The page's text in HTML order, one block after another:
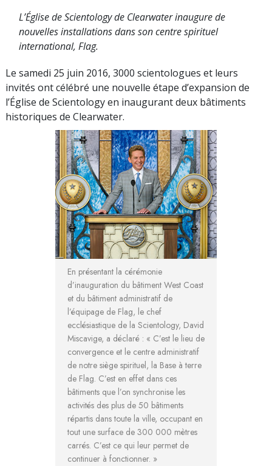
L’Église de Scientology de Clearwater inaugure de
nouvelles installations dans son centre spirituel
international, Flag.
Le samedi 25 juin 2016, 3000 scientologues et leurs
invités ont célébré une nouvelle étape d’expansion de
l’Église de Scientology en inaugurant deux bâtiments
historiques de Clearwater.
En présentant la cérémonie
d’inauguration du bâtiment West Coast
et du bâtiment administratif de
l’équipage de Flag, le chef
ecclésiastique de la Scientology, David
Miscavige, a déclaré : « C’est le lieu de
convergence et le centre administratif
de notre siège spirituel, la Base à terre
de Flag. C’est en effet dans ces
bâtiments que l’on synchronise les
activités des plus de 50 bâtiments
répartis dans toute la ville, occupant en
tout une surface de 300 000 mètres
carrés. C’est ce qui leur permet de
continuer à fonctionner. »